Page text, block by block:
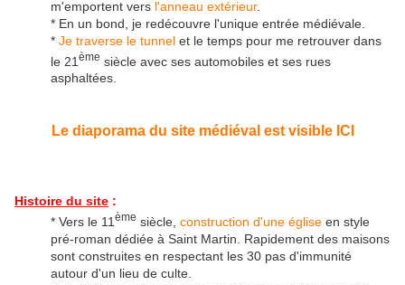
m'emportent vers l'anneau extérieur.
* En un bond, je redécouvre l'unique entrée médiévale.
* Je traverse le tunnel et le temps pour me retrouver dans
le 21 ème siècle avec ses automobiles et ses rues
asphaltées.
Le diaporama du site médiéval est visible ICI
Histoire du site :
* Vers le 11 ème siècle, construction d'une église en style
pré-roman dédiée à Saint Martin. Rapidement des maisons
sont construites en respectant les 30 pas d'immunité
autour d'un lieu de culte.